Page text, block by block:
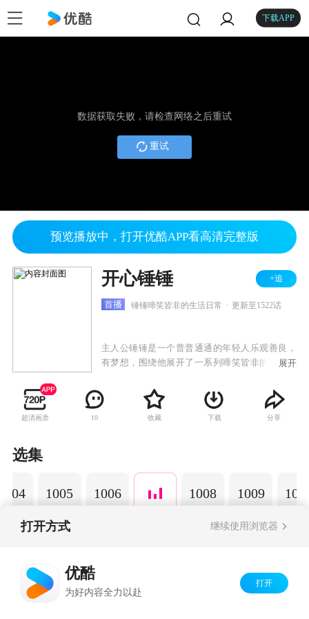
下载APP
数据获取失败，请检查网络之后重试
重试
预览播放中，打开优酷APP看高清完整版
开心锤锤 +追
首播 锤锤啼笑皆非的生活日常 更新至1522话
主人公锤锤是一个普普通通的年轻人乐观善良，
有梦想，围绕他展开了一系列啼笑皆非的故事。
常生活中发生的小故事，引发观众共鸣，传递正
能量，深受粉丝的喜爱。
展开
超清画质 10 收藏 下载 分享
选集
1005 1006 1008 1009
打开方式 继续使用浏览器
优酷
为好内容全力以赴
打开